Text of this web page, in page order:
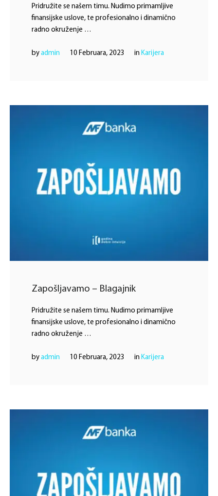
Pridružite se našem timu. Nudimo primamljive
finansijske uslove, te profesionalno i dinamično
radno okruženje …
by admin 10 Februara, 2023 in Karijera
Zapošljavamo – Blagajnik
Pridružite se našem timu. Nudimo primamljive
finansijske uslove, te profesionalno i dinamično
radno okruženje …
by admin 10 Februara, 2023 in Karijera